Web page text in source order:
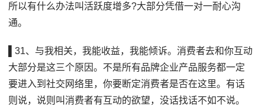
所以有什么办法叫活跃度增多?大部分凭借一对一耐心沟
通。
▌31、与我相关，我能收益，我能倾诉。消费者去和你互动
大部分是这三个原因。不是所有品牌企业产品服务都一定
要进入到社交网络里，你要断定消费者是否在这里。有话
则说，说则叫消费者有互动的欲望，没话找话不如不说。